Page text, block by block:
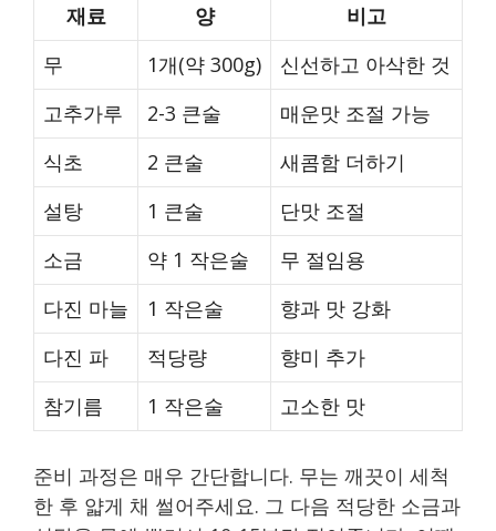
재료 양
비고
무
1개(약 300g)
신선하고 아삭한 것
고추가루
2-3 큰술
매운맛 조절 가능
식초
2 큰술
새콤함 더하기
설탕
1 큰술
단맛 조절
소금
약 1 작은술
무 절임용
다진 마늘
1 작은술
향과 맛 강화
다진 파
적당량
향미 추가
참기름
1 작은술 고소한 맛
준비 과정은 매우 간단합니다. 무는 깨끗이 세척
한 후 얇게 채 썰어주세요. 그 다음 적당한 소금과